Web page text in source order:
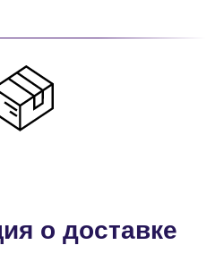
о доставке